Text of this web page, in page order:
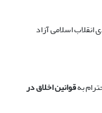
اسلامی آزاد
بهقوانین اخلاق در